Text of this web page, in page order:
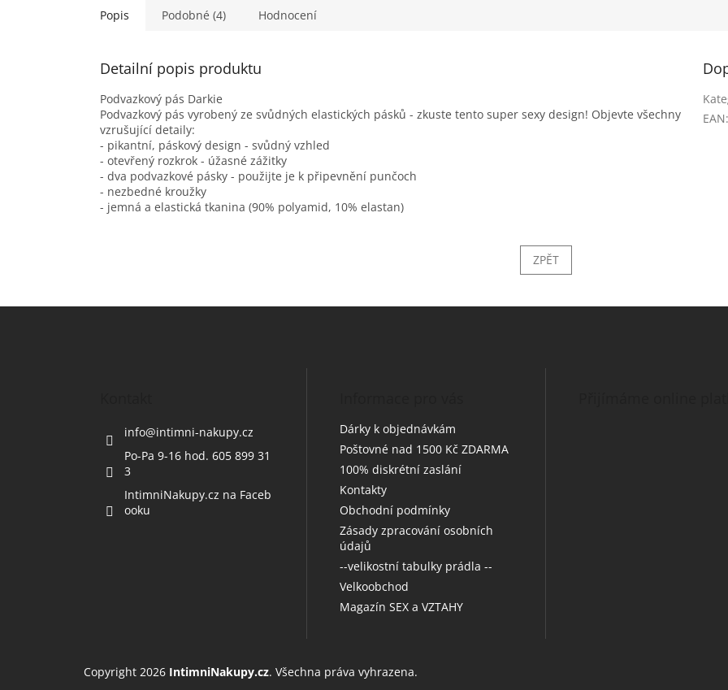
Popis Podobné (4) Hodnocení
Detailní popis produktu
Podvazkový pás Darkie
Podvazkový pás vyrobený ze svůdných elastických pásků - zkuste tento super sexy design! Objevte všechny
vzrušující detaily:
- pikantní, páskový design - svůdný vzhled
- otevřený rozkrok - úžasné zážitky
- dva podvazkové pásky - použijte je k připevnění punčoch
- nezbedné kroužky
- jemná a elastická tkanina (90% polyamid, 10% elastan)
EAN:
ZPĚT
Z
info@intimni-nakupy.cz
Po-Pa 9-16 hod. 605 899 31
3
IntimniNakupy.cz na Faceb
ooku
Dárky k objednávkám
Poštovné nad 1500 Kč ZDARMA
100% diskrétní zaslání
Kontakty
Obchodní podmínky
Zásady zpracování osobních
údajů
--velikostní tabulky prádla --
Velkoobchod
Magazín SEX a VZTAHY
Copyright 2026 IntimniNakupy.cz. Všechna práva vyhrazena.